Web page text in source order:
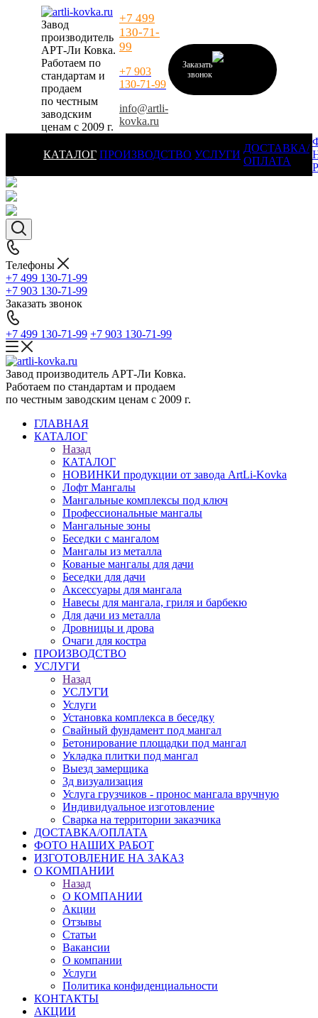
Завод
производитель
АРТ-Ли Ковка.
Работаем по
стандартам и
продаем
по честным
заводским
ценам с 2009 г.
+7 499
130-71-
99
+7 903
130-71-99
info@artli-
kovka.ru
Заказать
звонок
КАТАЛОГ ПРОИЗВОДСТВО УСЛУГИ
ДОСТАВКА/
ОПЛАТА
Телефоны
+7 499 130-71-99
+7 903 130-71-99
Заказать звонок
+7 499 130-71-99 +7 903 130-71-99
Завод производитель АРТ-Ли Ковка.
Работаем по стандартам и продаем
по честным заводским ценам с 2009 г.
ГЛАВНАЯ
КАТАЛОГ
Назад
КАТАЛОГ
НОВИНКИ продукции от завода ArtLi-Kovka
Лофт Мангалы
Мангальные комплексы под ключ
Профессиональные мангалы
Мангальные зоны
Беседки с мангалом
Мангалы из металла
Кованые мангалы для дачи
Беседки для дачи
Аксессуары для мангала
Навесы для мангала, гриля и барбекю
Для дачи из металла
Дровницы и дрова
Очаги для костра
ПРОИЗВОДСТВО
УСЛУГИ
Назад
УСЛУГИ
Услуги
Установка комплекса в беседку
Свайный фундамент под мангал
Бетонирование площадки под мангал
Укладка плитки под мангал
Выезд замерщика
3д визуализация
Услуга грузчиков - пронос мангала вручную
Индивидуальное изготовление
Сварка на территории заказчика
ДОСТАВКА/ОПЛАТА
ФОТО НАШИХ РАБОТ
ИЗГОТОВЛЕНИЕ НА ЗАКАЗ
О КОМПАНИИ
Назад
О КОМПАНИИ
Акции
Отзывы
Статьи
Вакансии
О компании
Услуги
Политика конфиденциальности
КОНТАКТЫ
АКЦИИ